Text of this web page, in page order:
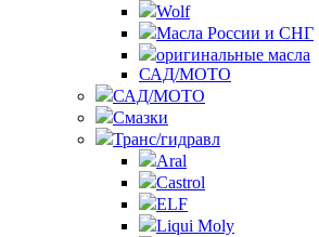
Wolf
Масла России и СНГ
оригинальные масла
САД/МОТО
САД/МОТО
Смазки
Транс/гидравл
Aral
Castrol
ELF
Liqui Moly